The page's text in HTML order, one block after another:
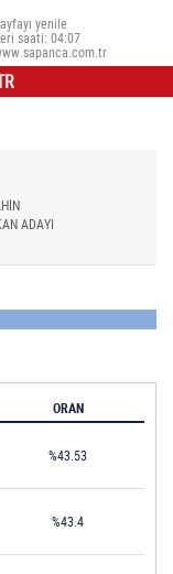
yenile
saati: 04:07
ADAYI
ORAN
%43.53
%43.4